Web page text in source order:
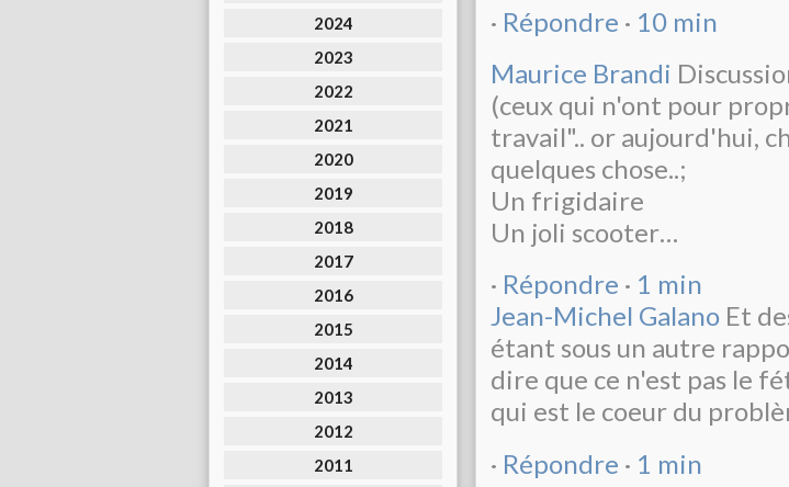
2024
2023
2022
2021
2020
2019
2018
2017
2016
2015
2014
2013
2012
2011
· Répondre · 10 min
Maurice Brandi
(ceux qui n'ont pour
travail".. or aujourd'hui,
quelques chose..;
Un frigidaire
Un joli scooter…
· Répondre · 1 min
Jean-Michel Galano Et
étant sous un autre
dire que ce n'est pas le
qui est le coeur du
· Répondre · 1 min